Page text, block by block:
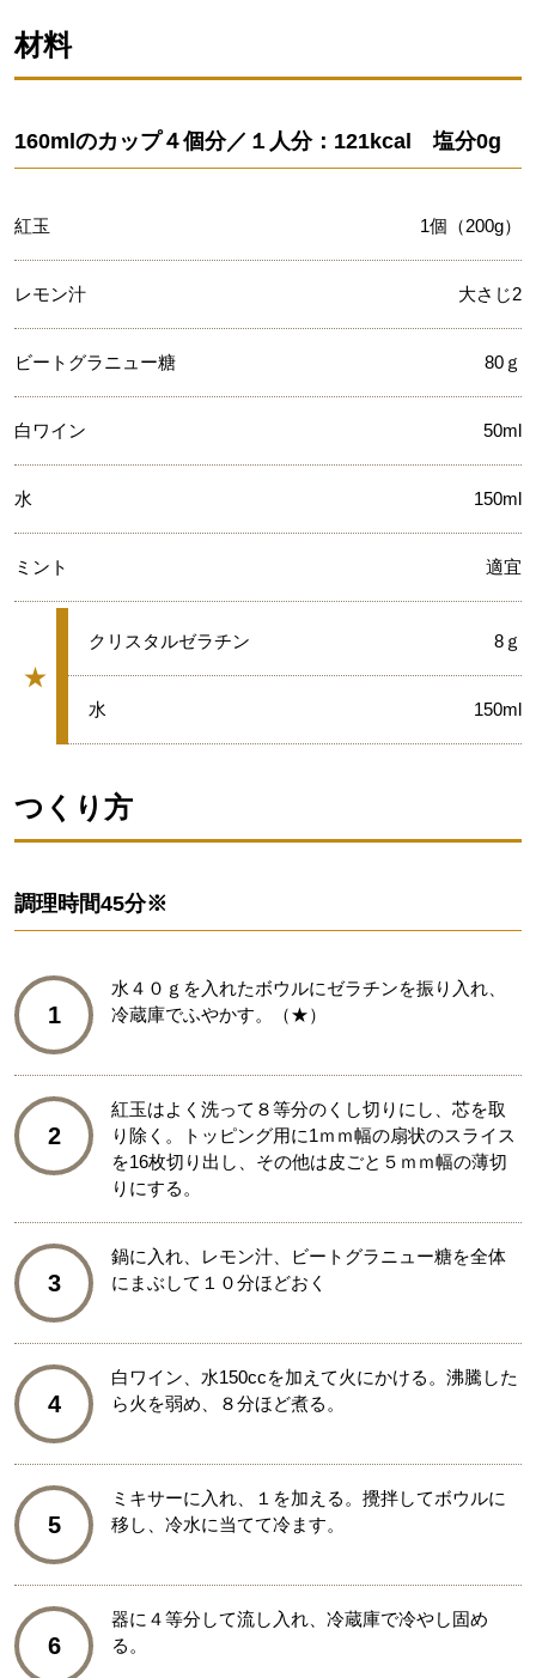
材料
160mlのカップ４個分／１人分：121kcal 塩分0g
紅玉 1個（200g）
レモン汁 大さじ2
ビートグラニュー糖 80ｇ
白ワイン 50ml
水 150ml
ミント 適宜
★
グループ
★
クリスタルゼラチン 8ｇ
★
水 150ml
つくり方
調理時間45分※
1
水４０ｇを入れたボウルにゼラチンを振り入れ、
冷蔵庫でふやかす。（★）
2
紅玉はよく洗って８等分のくし切りにし、芯を取
り除く。トッピング用に1ｍｍ幅の扇状のスライス
を16枚切り出し、その他は皮ごと５ｍｍ幅の薄切
りにする。
3
鍋に入れ、レモン汁、ビートグラニュー糖を全体
にまぶして１０分ほどおく
4
白ワイン、水150ccを加えて火にかける。沸騰した
ら火を弱め、８分ほど煮る。
5
ミキサーに入れ、１を加える。攪拌してボウルに
移し、冷水に当てて冷ます。
6
器に４等分して流し入れ、冷蔵庫で冷やし固め
る。